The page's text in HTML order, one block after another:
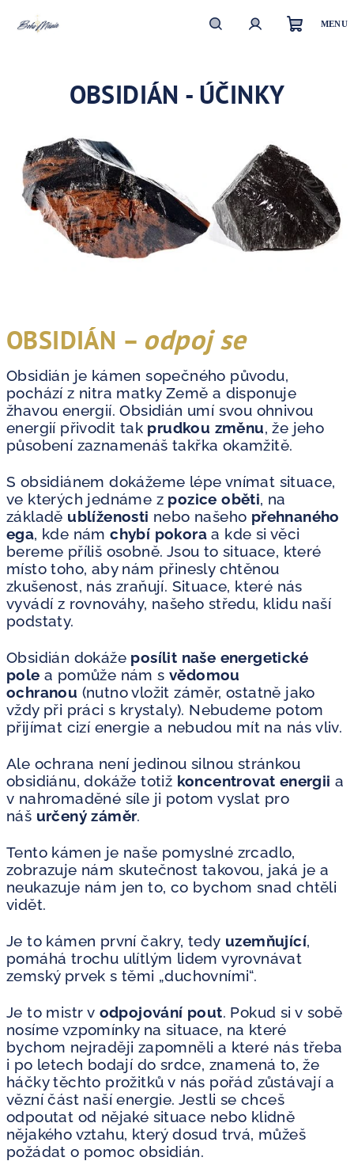
OBSIDIÁN - ÚČINKY
OBSIDIÁN – odpoj se
Obsidián je kámen sopečného původu,
pochází z nitra matky Země a disponuje
žhavou energií. Obsidián umí svou ohnivou
energií přivodit tak prudkou změnu, že jeho
působení zaznamenáš takřka okamžitě.
S obsidiánem dokážeme lépe vnímat situace,
ve kterých jednáme z pozice oběti, na
základě ublíženosti nebo našeho přehnaného
ega, kde námchybí pokora a kde si věci
bereme příliš osobně. Jsou to situace, které
místo toho, aby nám přinesly chtěnou
zkušenost, nás zraňují. Situace, které nás
vyvádí z rovnováhy, našeho středu, klidu naší
podstaty.
Obsidián dokáže posílit naše energetické
pole a pomůže nám svědomou
ochranou (nutno vložit záměr, ostatně jako
vždy při práci s krystaly). Nebudeme potom
přijímat cizí energie a nebudou mít na nás vliv.
Ale ochrana není jedinou silnou stránkou
obsidiánu, dokáže totiž koncentrovat energiia
v nahromaděné síle ji potom vyslat pro
náš určený záměr.
Tento kámen je naše pomyslné zrcadlo,
zobrazuje nám skutečnost takovou, jaká je a
neukazuje nám jen to, co bychom snad chtěli
vidět.
Je to kámen první čakry, tedy uzemňující,
pomáhá trochu ulítlým lidem vyrovnávat
zemský prvek s těmi „duchovními“.
Je to mistr v odpojování pout. Pokud si v sobě
nosíme vzpomínky na situace, na které
bychom nejraději zapomněli a které nás třeba
i po letech bodají do srdce, znamená to, že
háčky těchto prožitků v nás pořád zůstávají a
vězní část naší energie. Jestli se chceš
odpoutat od nějaké situace nebo klidně
nějakého vztahu, který dosud trvá, můžeš
požádat o pomoc obsidián.